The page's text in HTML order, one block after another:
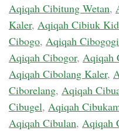
Aqiqah Cibitung Wetan,
Kaler, Aqiqah Cibiuk
Cibogo, Aqiqah
Aqiqah Cibogor, Aqiqah
Aqiqah Cibolang Kaler,
Ciborelang, Aqiqah
Cibugel, Aqiqah
Aqiqah Cibulan, Aqiqah